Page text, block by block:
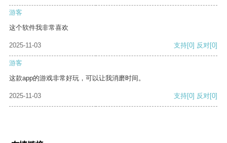
游客
这个软件我非常喜欢
2025-11-03 支持[0] 反对[0]
游客
这款app的游戏非常好玩，可以让我消磨时间。
2025-11-03 支持[0] 反对[0]